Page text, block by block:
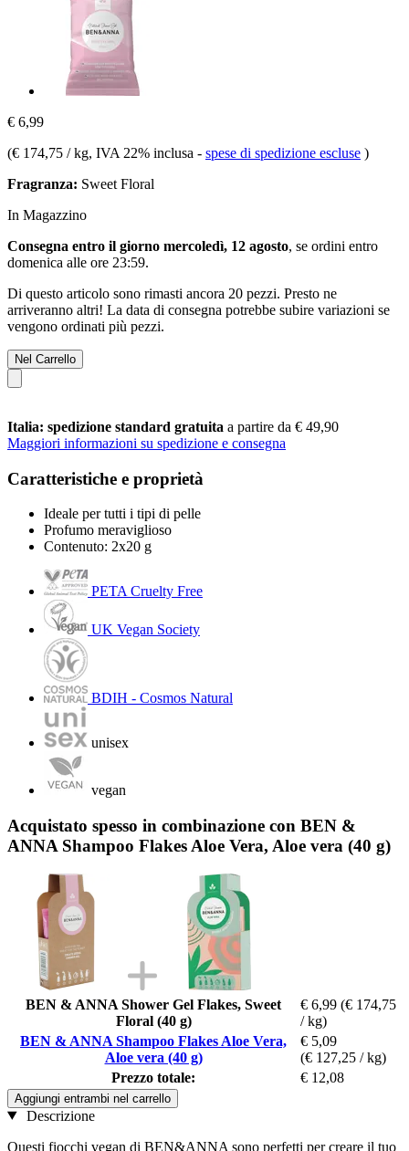
€ 6,99
(€ 174,75 / kg, IVA 22% inclusa - spese di spedizione escluse )
Fragranza: Sweet Floral
In Magazzino
Consegna entro il giorno mercoledì, 12 agosto, se ordini entro
domenica alle ore 23:59.
Di questo articolo sono rimasti ancora 20 pezzi. Presto ne
arriveranno altri! La data di consegna potrebbe subire variazioni se
vengono ordinati più pezzi.
Nel Carrello
Italia: spedizione standard gratuita a partire da € 49,90
Maggiori informazioni su spedizione e consegna
Caratteristiche e proprietà
Ideale per tutti i tipi di pelle
Profumo meraviglioso
Contenuto: 2x20 g
PETA Cruelty Free
UK Vegan Society
BDIH - Cosmos Natural
unisex
vegan
Acquistato spesso in combinazione con BEN &
ANNA Shampoo Flakes Aloe Vera, Aloe vera (40 g)
BEN & ANNA Shower Gel Flakes, Sweet
Floral (40 g)
€ 6,99 (€ 174,75
/ kg)
BEN & ANNA Shampoo Flakes Aloe Vera,
Aloe vera (40 g)
€ 5,09
(€ 127,25 / kg)
Prezzo totale:
€ 12,08
Aggiungi entrambi nel carrello
Descrizione
Questi fiocchi vegan di BEN&ANNA sono perfetti per creare il tuo